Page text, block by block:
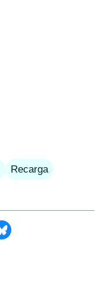
Recarga